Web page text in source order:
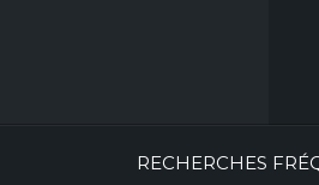
RECHERCHES